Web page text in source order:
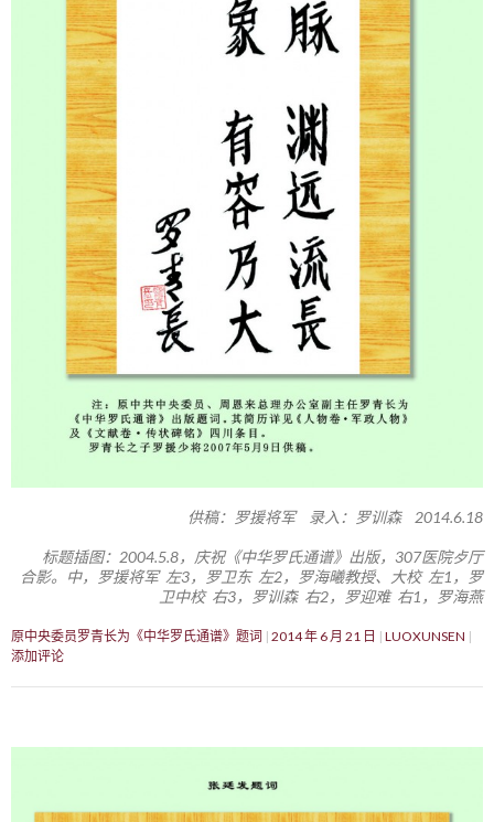
供稿：罗援将军 录入：罗训森 2014.6.18
标题插图：2004.5.8，庆祝《中华罗氏通谱》出版，307医院歺厅
合影。中，罗援将军 左3，罗卫东 左2，罗海曦教授、大校 左1，罗
卫中校 右3，罗训森 右2，罗迎难 右1，罗海燕
原中央委员罗青长为《中华罗氏通谱》题词 2014 年 6 月 21 日
LUOXUNSEN
添加评论